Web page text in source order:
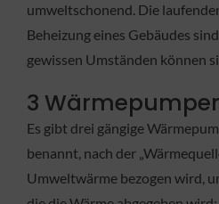
umweltschonend. Die
Beheizung eines Gebäudes
gewissen Umständen können
3
Es gibt drei gängige
benannt, nach der
Umweltwärme bezogen wird,